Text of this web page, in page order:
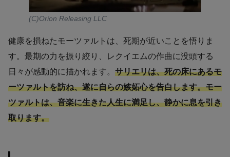
(C)Orion Releasing LLC
健康を損ねたモーツァルトは、死期が近いことを悟りま
す。最期の力を振り絞り、レクイエムの作曲に没頭する
日々が感動的に描かれます。 サリエリは、死の床にあるモ
ーツァルトを訪ね、遂に自らの嫉妬心を告白します。モー
ツァルトは、音楽に生きた人生に満足し、静かに息を引き
取ります。